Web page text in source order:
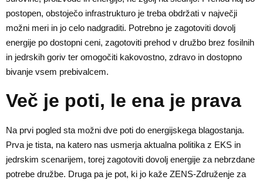
postopen, obstoječo infrastrukturo je treba obdržati v največji
možni meri in jo celo nadgraditi. Potrebno je zagotoviti dovolj
energije po dostopni ceni, zagotoviti prehod v družbo brez fosilnih
in jedrskih goriv ter omogočiti kakovostno, zdravo in dostopno
bivanje vsem prebivalcem.
Več je poti, le ena je prava
Na prvi pogled sta možni dve poti do energijskega blagostanja.
Prva je tista, na katero nas usmerja aktualna politika z EKS in
jedrskim scenarijem, torej zagotoviti dovolj energije za nebrzdane
potrebe družbe. Druga pa je pot, ki jo kaže ZENS-Združenje za